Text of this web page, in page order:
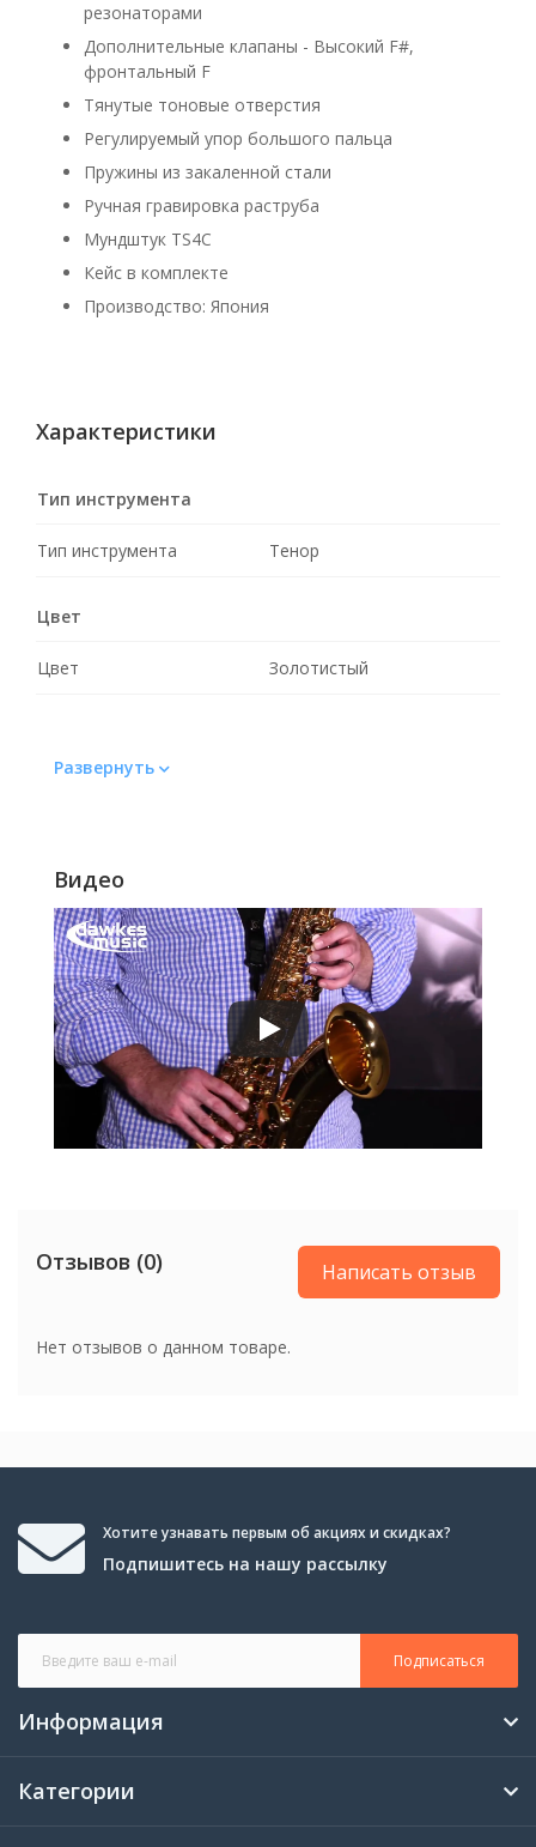
резонаторами
Дополнительные клапаны - Высокий F#,
фронтальный F
Тянутые тоновые отверстия
Регулируемый упор большого пальца
Пружины из закаленной стали
Ручная гравировка раструба
Мундштук TS4C
Кейс в комплекте
Производство: Япония
Характеристики
Тип инструмента
Тип инструмента Тенор
Цвет
Цвет Золотистый
Развернуть
Видео
Отзывов (0) Написать отзыв
Нет отзывов о данном товаре.
Хотите узнавать первым об акциях и скидках?
Подпишитесь на нашу рассылку
Подписаться
Информация
Категории